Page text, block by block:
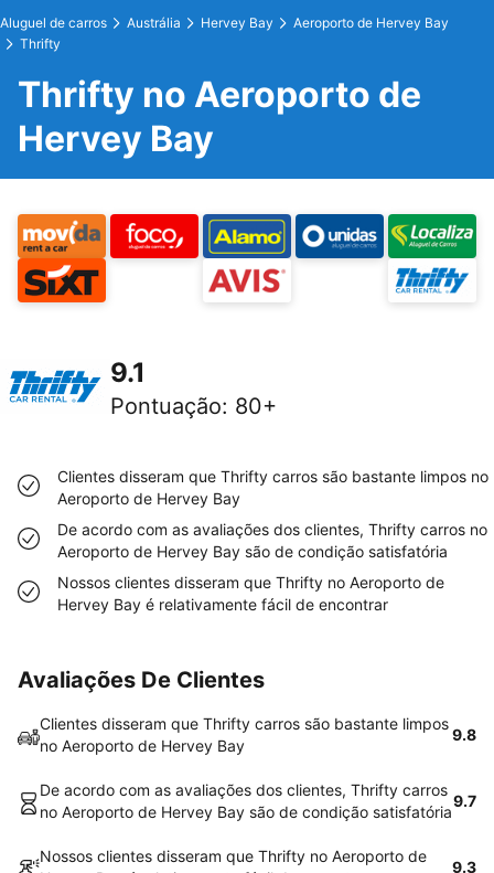
Aluguel de carros Austrália Hervey Bay
Aeroporto de Hervey Bay
Thrifty
Thrifty no Aeroporto de
Hervey Bay
9.1
Pontuação: 80+
Clientes disseram que Thrifty carros são bastante limpos no
Aeroporto de Hervey Bay
De acordo com as avaliações dos clientes, Thrifty carros no
Aeroporto de Hervey Bay são de condição satisfatória
Nossos clientes disseram que Thrifty no Aeroporto de
Hervey Bay é relativamente fácil de encontrar
Avaliações De Clientes
Clientes disseram que Thrifty carros são bastante limpos
no Aeroporto de Hervey Bay
9.8
De acordo com as avaliações dos clientes, Thrifty carros
no Aeroporto de Hervey Bay são de condição satisfatória
9.7
Nossos clientes disseram que Thrifty no Aeroporto de
9.3